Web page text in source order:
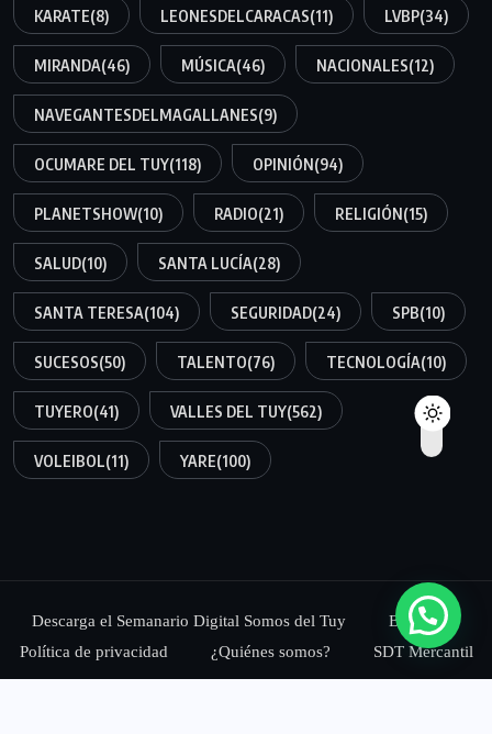
KARATE(8) LEONESDELCARACAS(11) LVBP(34)
MIRANDA(46) MÚSICA(46) NACIONALES(12)
NAVEGANTESDELMAGALLANES(9)
OCUMARE DEL TUY(118) OPINIÓN(94)
PLANETSHOW(10) RADIO(21) RELIGIÓN(15)
SALUD(10) SANTA LUCÍA(28)
SANTA TERESA(104) SEGURIDAD(24) SPB(10)
SUCESOS(50) TALENTO(76) TECNOLOGÍA(10)
TUYERO(41) VALLES DEL TUY(562)
VOLEIBOL(11) YARE(100)
Descarga el Semanario Digital Somos del Tuy
Blog
Política de privacidad
¿Quiénes somos? SDT Mercantil